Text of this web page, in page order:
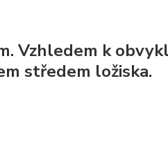
Vzhledem k
středem ložiska.